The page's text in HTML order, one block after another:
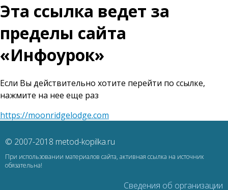
Эта ссылка ведет за
пределы сайта
«Инфоурок»
Если Вы действительно хотите перейти по ссылке,
нажмите на нее еще раз
https://moonridgelodge.com
© 2007-2018 metod-kopilka.ru
При использовании материалов сайта, активная ссылка на источник
обязательна!
Сведения об организации